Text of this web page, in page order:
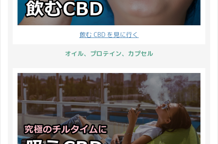
どういった印象を抱かれ
たのかわからないんで
す。 そこで生の声が聞け
る Twitter なら辛辣なご
意見をいだけるだろうと
た。 では、CBD カーミ
ングバームの肯定的な口
コミから見てみましょ
う。 CBD ...
プレゼントいたします！
それでは詳細です。 ハッ
ピーバレンタイン企画の
CBD グミ CBDfx HEMP
GUMMIES MIXED BERRY
8CT 商品ページを確認す
る 1粒に 5m ...
飲む CBD を見に行く
オイル、プロテイン、カプセル